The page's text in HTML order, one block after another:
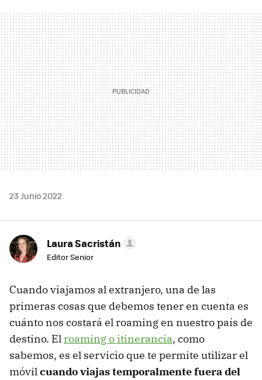
MAIL
23 Junio 2022
Laura Sacristán
Editor Senior
Cuando viajamos al extranjero, una de las
primeras cosas que debemos tener en cuenta es
cuánto nos costará el roaming en nuestro país de
destino. El roaming o itinerancia, como
sabemos, es el servicio que te permite utilizar el
móvilcuando viajas temporalmente fuera del